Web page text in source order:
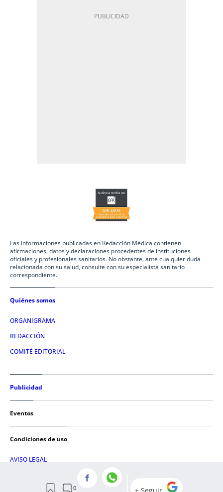
Las informaciones publicadas en Redacción Médica contienen
afirmaciones, datos y declaraciones procedentes de instituciones
oficiales y profesionales sanitarios. No obstante, ante cualquier duda
relacionada con su salud, consulte con su especialista sanitario
correspondiente.
Quiénes somos
ORGANIGRAMA
REDACCIÓN
COMITÉ EDITORIAL
Publicidad
Eventos
Condiciones de uso
AVISO LEGAL